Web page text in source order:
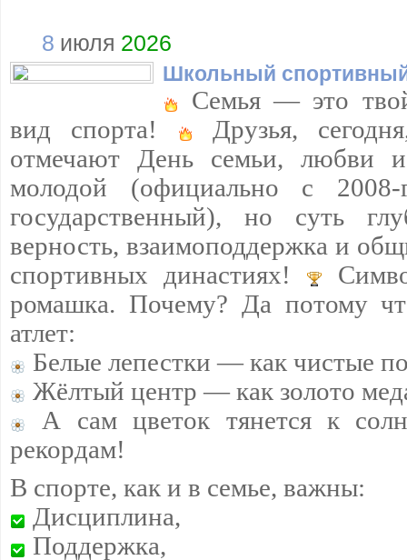
8 июля 2026
Школьный
Семья — это
вид спорта!
Друзья,
отмечают День семьи, любви
молодой (официально с
государственный), но суть
верность, взаимоподдержка и
спортивных династиях!
ромашка. Почему? Да потому
атлет:
Белые лепестки — как чистые
Жёлтый центр — как золото
А сам цветок тянется к
рекордам!
В спорте, как и в семье, важны:
Дисциплина,
Поддержка,